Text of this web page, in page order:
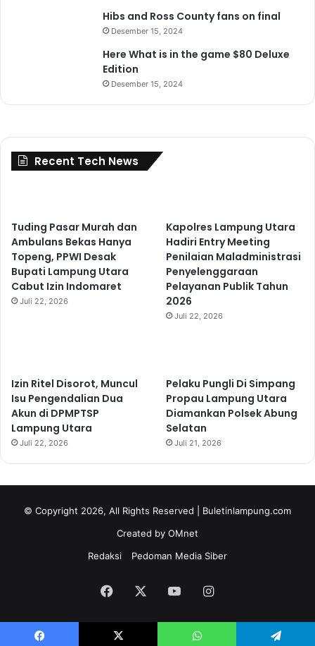
Hibs and Ross County fans on final
Desember 15, 2024
Here What is in the game $80 Deluxe
Edition
Desember 15, 2024
Recent Tech News
Tuding Pasar Murah dan
Ambulans Bekas Hanya
Topeng, PPWI Desak
Bupati Lampung Utara
Cabut Izin Indomaret
Juli 22, 2026
Kapolres Lampung Utara
Hadiri Entry Meeting
Penilaian Maladministrasi
Penyelenggaraan
Pelayanan Publik Tahun
2026
Juli 22, 2026
Izin Ritel Disorot, Muncul
Isu Pengendalian Dua
Akun di DPMPTSP
Lampung Utara
Juli 22, 2026
Pelaku Pungli Di Simpang
Propau Lampung Utara
Diamankan Polsek Abung
Selatan
Juli 21, 2026
© Copyright 2026, All Rights Reserved | Buletinlampung.com
Created by OMnet
Redaksi
Pedoman Media Siber
Facebook YouTubeInstagram